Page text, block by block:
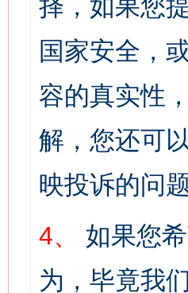
择，如果您
国家安全，
容的真实性
解，您还可
映投诉的问题
4、
如果您
为，毕竟我